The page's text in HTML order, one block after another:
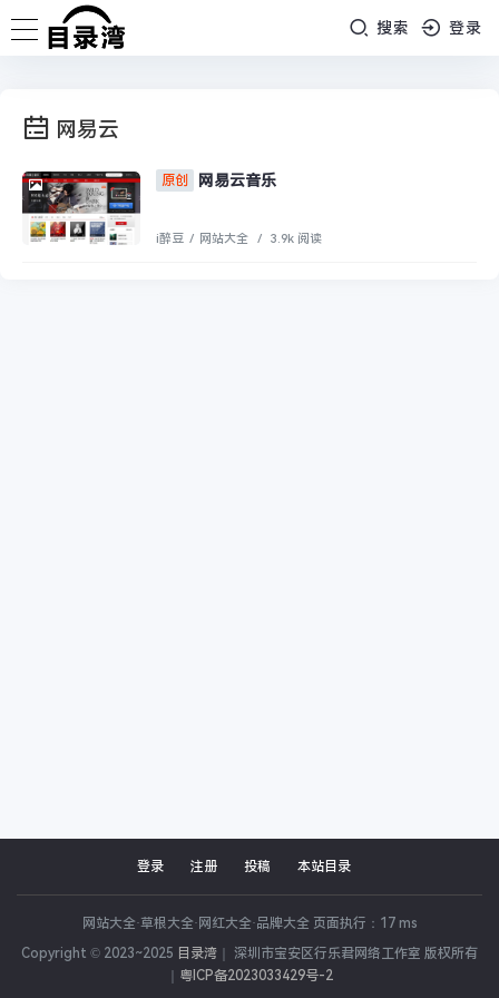
搜索 登录
网易云
原创 网易云音乐
i醉豆 / 网站大全 / 3.9k 阅读
登录 注册 投稿 本站目录
网站大全·草根大全·网红大全·品牌大全 页面执行：17 ms
Copyright © 2023~2025 目录湾 ｜ 深圳市宝安区行乐君网络工作室 版权所有
粤ICP备2023033429号-2